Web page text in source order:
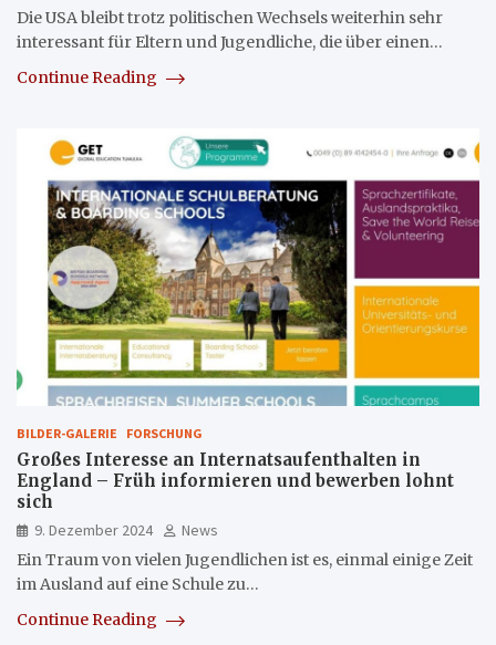
Die USA bleibt trotz politischen Wechsels weiterhin sehr
interessant für Eltern und Jugendliche, die über einen…
Continue Reading
BILDER-GALERIE FORSCHUNG
Großes Interesse an Internatsaufenthalten in
England – Früh informieren und bewerben lohnt
sich
9. Dezember 2024
News
Ein Traum von vielen Jugendlichen ist es, einmal einige Zeit
im Ausland auf eine Schule zu…
Continue Reading